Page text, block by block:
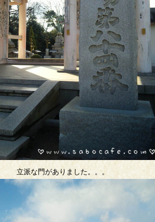
立派な門がありました。。。